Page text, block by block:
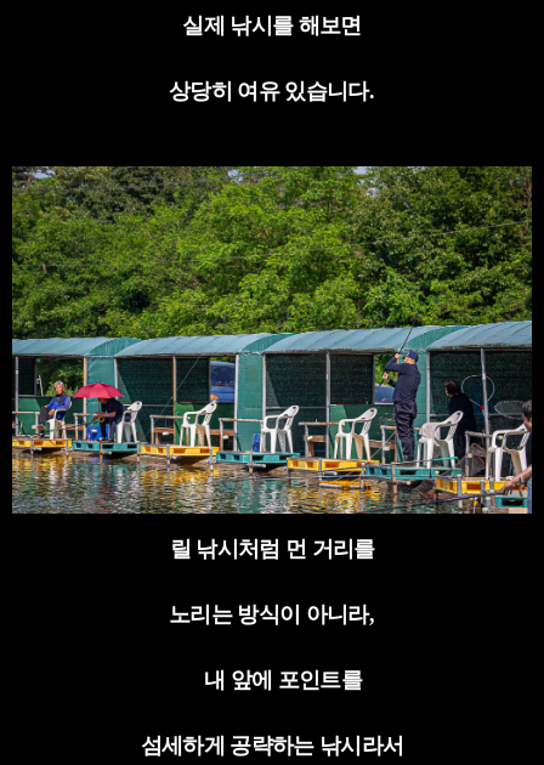
실제 낚시를 해보면
상당히 여유 있습니다.
릴 낚시처럼 먼 거리를
노리는 방식이 아니라,
내 앞에 포인트를
섬세하게 공략하는 낚시라서